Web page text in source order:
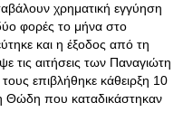
χρηματική εγγύηση
φορές το μήνα στο
και η έξοδος από τη
τις αιτήσεις των Παναγιώτη
επιβλήθηκε κάθειρξη 10
Θώδη που καταδικάστηκαν